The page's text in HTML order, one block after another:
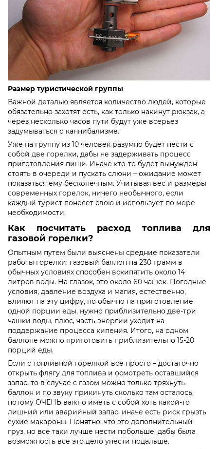
Размер туристической группы
Важной деталью является количество людей, которые
обязательно захотят есть, как только накинут рюкзак, а
через несколько часов пути будут уже всерьез
задумываться о каннибализме.
Уже на группу из 10 человек разумно будет нести с
собой две горелки, дабы не задерживать процесс
приготовления пищи. Иначе кто-то будет вынужден
стоять в очереди и пускать слюни – ожидание может
показаться ему бесконечным. Учитывая вес и размеры
современных горелок, ничего необычного, если
каждый турист понесет свою и использует по мере
необходимости.
Как посчитать расход топлива для
газовой горелки?
Опытным путем были выяснены средние показатели
работы горелки: газовый баллон на 230 грамм в
обычных условиях способен вскипятить около 14
литров воды. На глазок, это около 60 чашек. Погодные
условия, давление воздуха и магия, естественно,
влияют на эту цифру, но обычно на приготовление
одной порции еды, нужно приблизительно две-три
чашки воды, плюс, часть энергии уходит на
поддержание процесса кипения. Итого, на одном
баллоне можно приготовить приблизительно 15-20
порций еды.
Если с топливной горелкой все просто – достаточно
открыть флягу для топлива и осмотреть оставшийся
запас, то в случае с газом можно только тряхнуть
баллон и по звуку прикинуть сколько там осталось,
потому ОЧЕНЬ важно иметь с собой хоть какой-то
лишний или аварийный запас, иначе есть риск грызть
сухие макароны. Понятно, что это дополнительный
груз, но все таки лучше нести побольше, дабы была
возможность все это дело унести подальше.